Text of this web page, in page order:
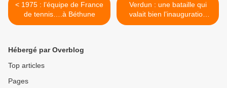
< 1975 : l’équipe de France
de tennis….à Béthune
Verdun : une bataille qui
valait bien l’inauguration
d’une rue >
Hébergé par Overblog
Top articles
Pages